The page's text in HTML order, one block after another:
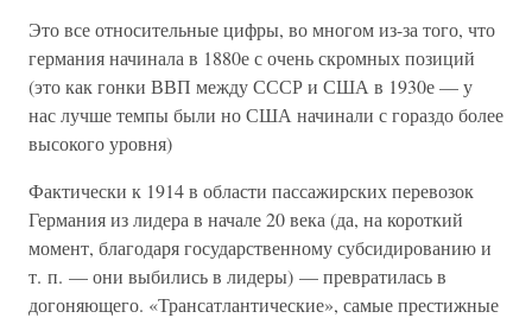
Это все относительные цифры, во многом из-за того, что
германия начинала в 1880е с очень скромных позиций
(это как гонки ВВП между СССР и США в 1930е — у
нас лучше темпы были но США начинали с гораздо более
высокого уровня)
Фактически к 1914 в области пассажирских перевозок
Германия из лидера в начале 20 века (да, на короткий
момент, благодаря государственному субсидированию и
т. п. — они выбились в лидеры) — превратилась в
догоняющего. «Трансатлантические», самые престижные